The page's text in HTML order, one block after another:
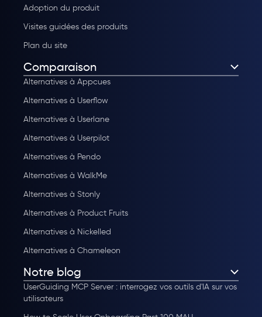
Adoption du produit
Visites guidées des produits
Plan du site
Comparaison
Alternatives à Appcues
Alternatives à Userflow
Alternatives à Userlane
Alternatives à Userpilot
Alternatives à Pendo
Alternatives à WalkMe
Alternatives à Stonly
Alternatives à Product Fruits
Alternatives à Nickelled
Alternatives à Chameleon
Notre blog
UserGuiding MCP Server : interrogez vos outils d'IA sur vos
utilisateurs